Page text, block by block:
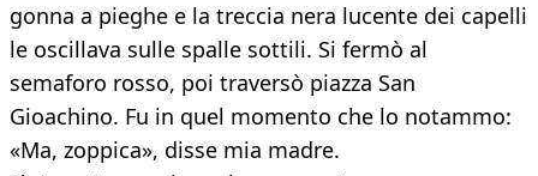
gonna a pieghe e la treccia nera lucente dei capelli
le oscillava sulle spalle sottili. Si fermò al
semaforo rosso, poi traversò piazza San
Gioachino. Fu in quel momento che lo notammo:
«Ma, zoppica», disse mia madre.